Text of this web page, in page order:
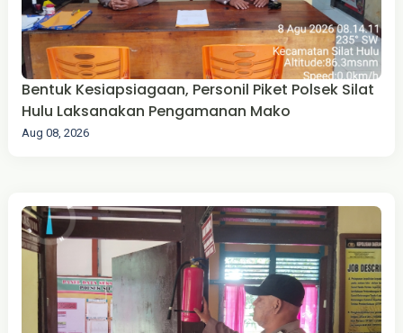
Bentuk Kesiapsiagaan, Personil Piket Polsek Silat
Hulu Laksanakan Pengamanan Mako
Aug 08, 2026